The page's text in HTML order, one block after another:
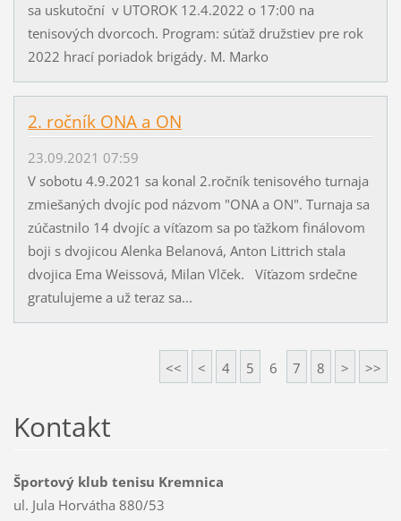
sa uskutoční v UTOROK 12.4.2022 o 17:00 na
tenisových dvorcoch. Program: súťaž družstiev pre rok
2022 hrací poriadok brigády. M. Marko
2. ročník ONA a ON
23.09.2021 07:59
V sobotu 4.9.2021 sa konal 2.ročník tenisového turnaja
zmiešaných dvojíc pod názvom "ONA a ON". Turnaja sa
zúčastnilo 14 dvojíc a víťazom sa po ťažkom finálovom
boji s dvojicou Alenka Belanová, Anton Littrich stala
dvojica Ema Weissová, Milan Vlček. Víťazom srdečne
gratulujeme a už teraz sa...
<< < 4 5 6 7 8 > >>
Kontakt
Športový klub tenisu Kremnica
ul. Jula Horvátha 880/53